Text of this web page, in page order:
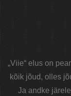
„Viie“ elus on
kõik jõud, olles
Ja andke